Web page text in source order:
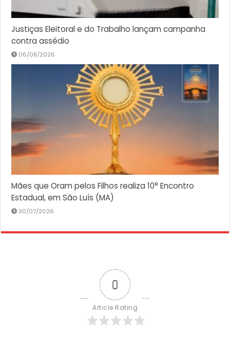
Justiças Eleitoral e do Trabalho lançam campanha
contra assédio
06/08/2026
Mães que Oram pelos Filhos realiza 10° Encontro
Estadual, em São Luís (MA)
30/07/2026
0
Article Rating